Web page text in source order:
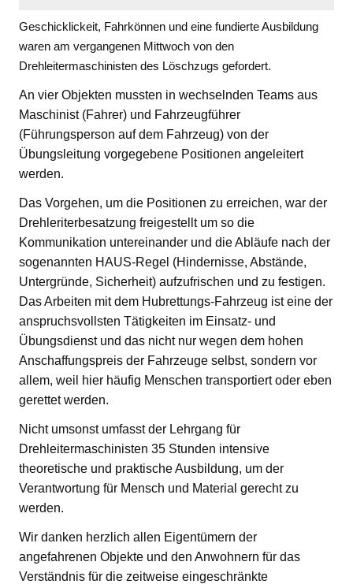
Geschicklickeit, Fahrkönnen und eine fundierte Ausbildung
waren am vergangenen Mittwoch von den
Drehleitermaschinisten des Löschzugs gefordert.
An vier Objekten mussten in wechselnden Teams aus
Maschinist (Fahrer) und Fahrzeugführer
(Führungsperson auf dem Fahrzeug) von der
Übungsleitung vorgegebene Positionen angeleitert
werden.
Das Vorgehen, um die Positionen zu erreichen, war der
Drehleriterbesatzung freigestellt um so die
Kommunikation untereinander und die Abläufe nach der
sogenannten HAUS-Regel (Hindernisse, Abstände,
Untergründe, Sicherheit) aufzufrischen und zu festigen.
Das Arbeiten mit dem Hubrettungs-Fahrzeug ist eine der
anspruchsvollsten Tätigkeiten im Einsatz- und
Übungsdienst und das nicht nur wegen dem hohen
Anschaffungspreis der Fahrzeuge selbst, sondern vor
allem, weil hier häufig Menschen transportiert oder eben
gerettet werden.
Nicht umsonst umfasst der Lehrgang für
Drehleitermaschinisten 35 Stunden intensive
theoretische und praktische Ausbildung, um der
Verantwortung für Mensch und Material gerecht zu
werden.
Wir danken herzlich allen Eigentümern der
angefahrenen Objekte und den Anwohnern für das
Verständnis für die zeitweise eingeschränkte